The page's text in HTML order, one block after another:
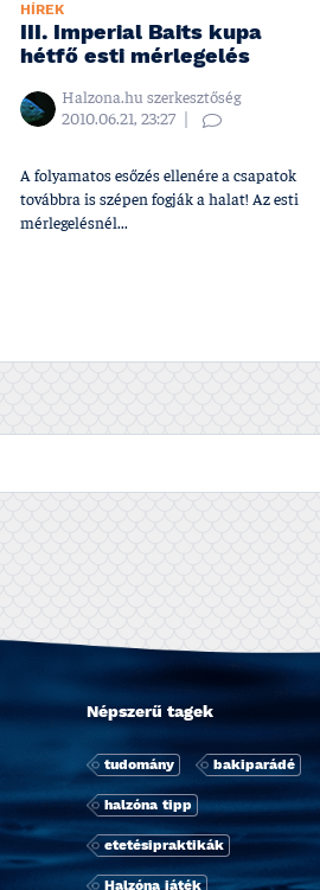
HÍREK
III. Imperial Baits kupa
hétfő esti mérlegelés
Halzona.hu szerkesztőség
2010.06.21, 23:27
A folyamatos esőzés ellenére a csapatok
továbbra is szépen fogják a halat! Az esti
mérlegelésnél...
Népszerű tagek
tudomány bakiparádé
halzóna tipp
etetésipraktikák
Halzóna játék